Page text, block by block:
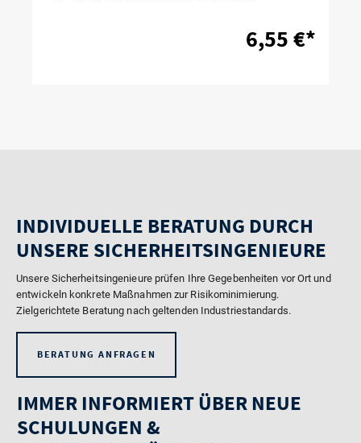
6,55 €*
INDIVIDUELLE BERATUNG DURCH
UNSERE SICHERHEITSINGENIEURE
Unsere Sicherheitsingenieure prüfen Ihre Gegebenheiten vor Ort und
entwickeln konkrete Maßnahmen zur Risikominimierung.
Zielgerichtete Beratung nach geltenden Industriestandards.
BERATUNG ANFRAGEN
IMMER INFORMIERT ÜBER NEUE
SCHULUNGEN &